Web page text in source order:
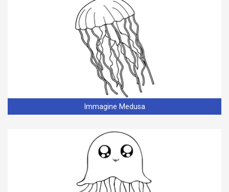
Immagine Medusa